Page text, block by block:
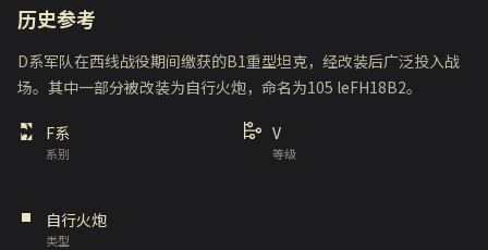
历史参考
D系军队在西线战役期间缴获的B1重型坦克，经改装后广泛投入战
场。其中一部分被改装为自行火炮，命名为105 leFH18B2。
系别
F系
等级
V
类型
自行火炮